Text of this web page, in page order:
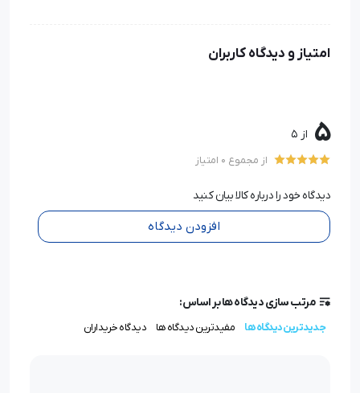
امتیاز و دیدگاه کاربران
5 از 5
از مجموع 0 امتیاز
دیدگاه خود را درباره کالا بیان کنید
افزودن دیدگاه
مرتب سازی دیدگاه ها بر اساس:
جدیدترین دیدگاه ها مفیدترین دیدگاه ها دیدگاه خریداران